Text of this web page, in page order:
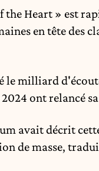
the Heart » est
en tête des
le milliard
2024 ont relancé
avait décrit
de masse,